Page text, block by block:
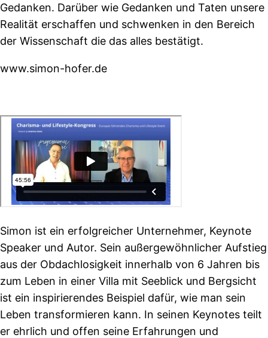
Gedanken. Darüber wie Gedanken und Taten unsere
Realität erschaffen und schwenken in den Bereich
der Wissenschaft die das alles bestätigt.
www.simon-hofer.de
Simon ist ein erfolgreicher Unternehmer, Keynote
Speaker und Autor. Sein außergewöhnlicher Aufstieg
aus der Obdachlosigkeit innerhalb von 6 Jahren bis
zum Leben in einer Villa mit Seeblick und Bergsicht
ist ein inspirierendes Beispiel dafür, wie man sein
Leben transformieren kann. In seinen Keynotes teilt
er ehrlich und offen seine Erfahrungen und